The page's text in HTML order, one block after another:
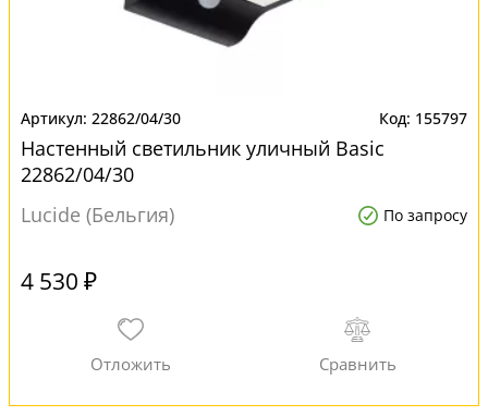
22862/04/30 155797
Настенный светильник уличный Basic
22862/04/30
Lucide (Бельгия)
По запросу
4 530 ₽